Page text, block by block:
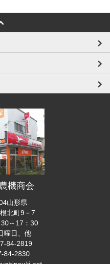
機商会
山形県
北町9－7
～17：30
曜日、他
84-2819
84-2830